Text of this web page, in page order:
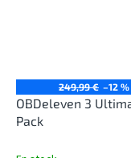
249,99 € –12 %
OBDeleven 3
Pack